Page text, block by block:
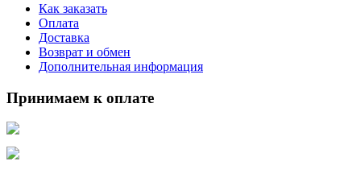
Как заказать
Оплата
Доставка
Возврат и обмен
Дополнительная информация
Принимаем к оплате